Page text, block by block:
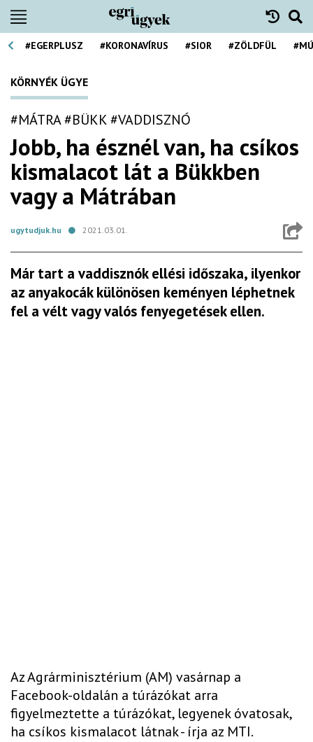
#EGERPLUSZ #KORONAVÍRUS #SIOR #ZÖLDFÜL
KÖRNYÉK ÜGYE
#MÁTRA#BÜKK#VADDISZNÓ
Jobb, ha észnél van, ha csíkos
kismalacot lát a Bükkben
vagy a Mátrában
ugytudjuk.hu 2021.03.01.
Már tart a vaddisznók ellési időszaka, ilyenkor
az anyakocák különösen keményen léphetnek
fel a vélt vagy valós fenyegetések ellen.
Az Agrárminisztérium (AM) vasárnap a
Facebook-oldalán a túrázókat arra
figyelmeztette a túrázókat, legyenek óvatosak,
ha csíkos kismalacot látnak - írja az MTI.